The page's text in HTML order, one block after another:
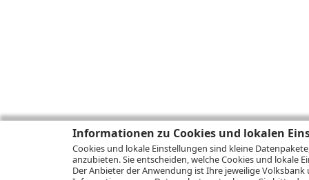
Informationen zu Cookies und lokalen
Cookies und lokale Einstellungen sind kleine
anzubieten. Sie entscheiden, welche Cookies und lokale
Der Anbieter der Anwendung ist Ihre jeweilige Volksbank